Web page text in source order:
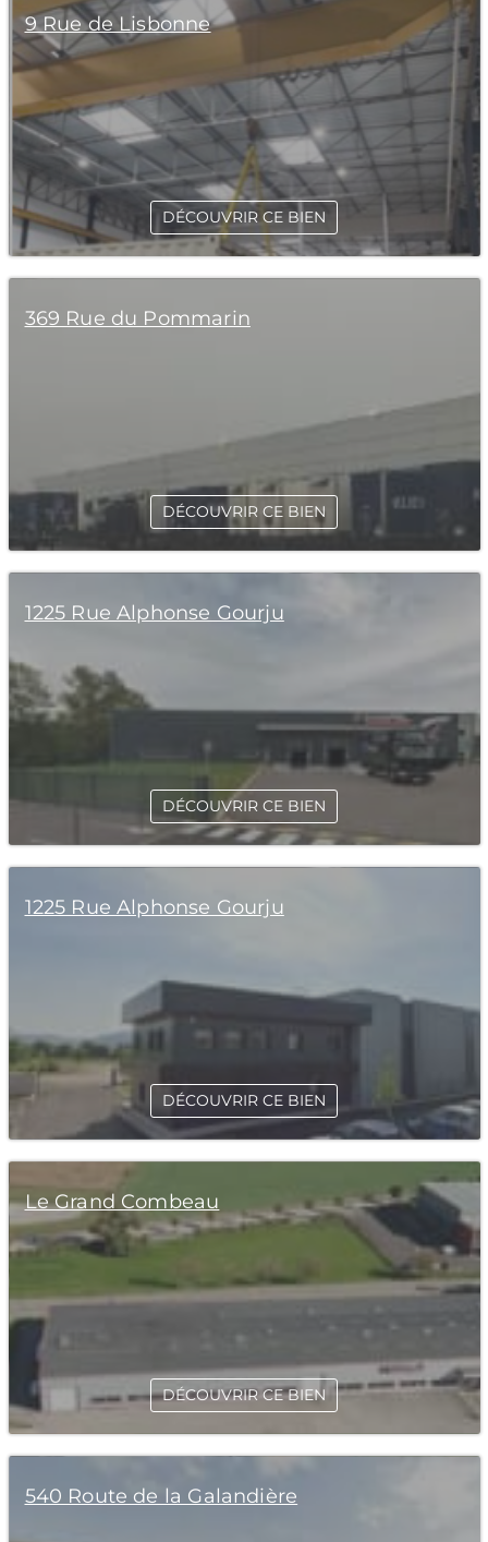
9 Rue de Lisbonne
DÉCOUVRIR CE BIEN
369 Rue du Pommarin
DÉCOUVRIR CE BIEN
1225 Rue Alphonse Gourju
DÉCOUVRIR CE BIEN
1225 Rue Alphonse Gourju
DÉCOUVRIR CE BIEN
Le Grand Combeau
DÉCOUVRIR CE BIEN
540 Route de la Galandière